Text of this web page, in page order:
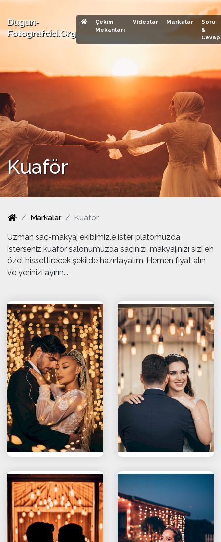
Dugun-
Fotografcisi.Org
Çekim
Mekanları
Videolar Markalar
Soru
&
Cevap
Kuaför
Markalar Kuaför
Uzman saç-makyaj ekibimizle ister platomuzda,
isterseniz kuaför salonumuzda saçınızı, makyajınızı sizi en
özel hissettirecek şekilde hazırlayalım. Hemen fiyat alın
ve yerinizi ayırın...